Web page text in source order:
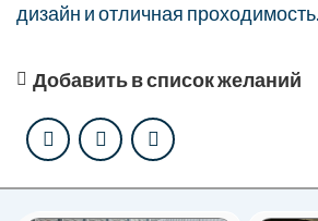
дизайн и отличная проходимость.
Добавить в список желаний